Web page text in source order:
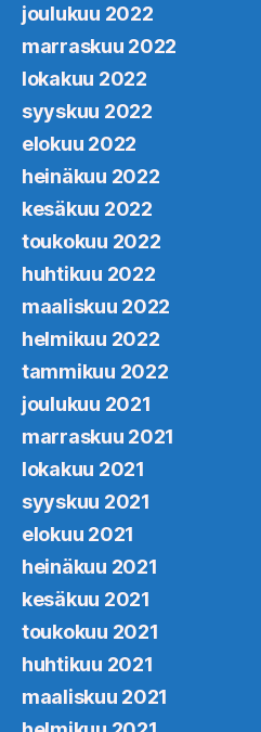
joulukuu 2022
marraskuu 2022
lokakuu 2022
syyskuu 2022
elokuu 2022
heinäkuu 2022
kesäkuu 2022
toukokuu 2022
huhtikuu 2022
maaliskuu 2022
helmikuu 2022
tammikuu 2022
joulukuu 2021
marraskuu 2021
lokakuu 2021
syyskuu 2021
elokuu 2021
heinäkuu 2021
kesäkuu 2021
toukokuu 2021
huhtikuu 2021
maaliskuu 2021